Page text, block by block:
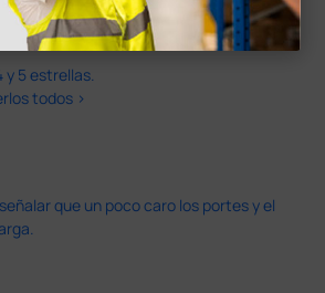
y 5 estrellas.
todos >
que un poco caro los portes y el